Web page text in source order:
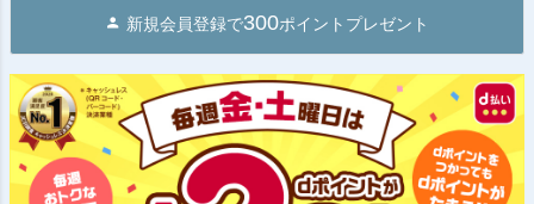
新規会員登録で300ポイントプレゼント